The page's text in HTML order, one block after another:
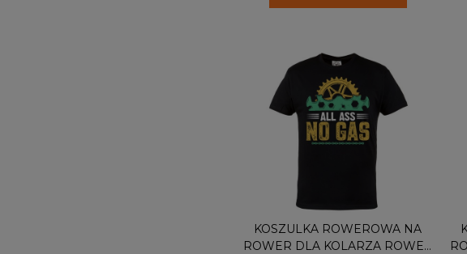
KOSZULKA ROWEROWA NA
ROWER DLA KOLARZA ROWER